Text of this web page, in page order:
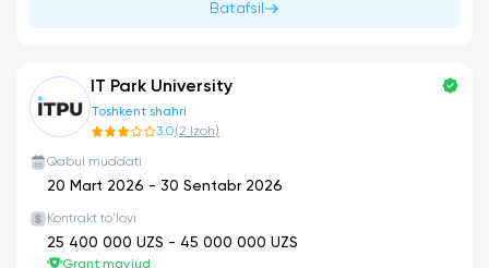
Batafsil
IT Park University
Toshkent shahri
3.0(2 Izoh)
Qabul muddati
20 Mart 2026 - 30 Sentabr 2026
Kontrakt to'lovi
25 400 000 UZS - 45 000 000 UZS
Grant mavjud